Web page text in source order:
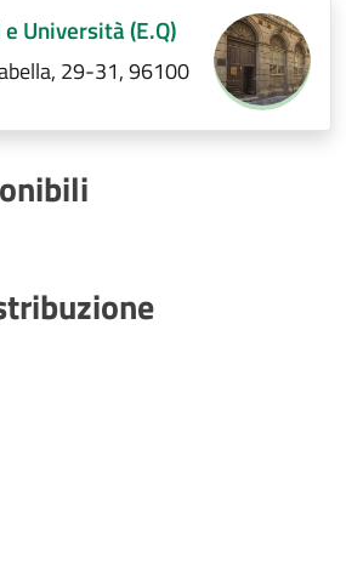
Università (E.Q)
29-31, 96100